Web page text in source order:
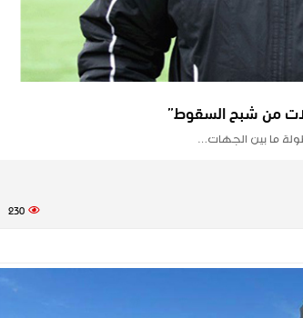
من شبح السقوط”
ما بين الجهات…
230